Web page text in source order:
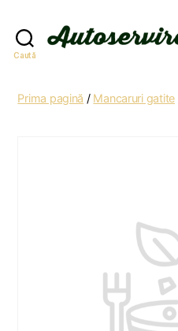
Caută
Prima pagină / Mancaruri gatite